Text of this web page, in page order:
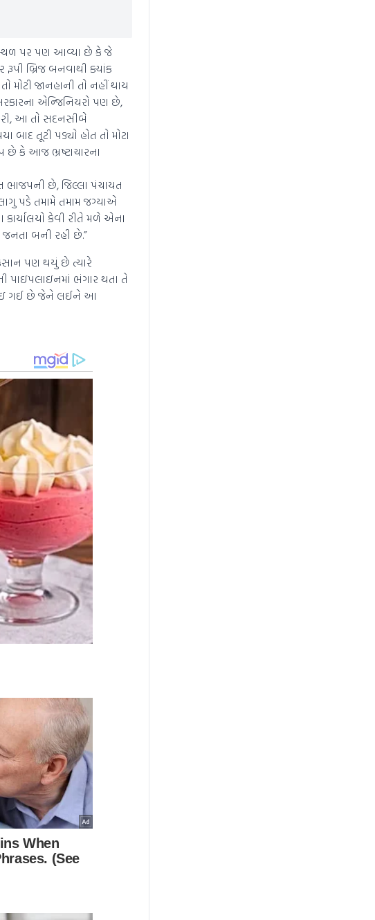
પર પણ આવ્યા છે કે જે
બ્રિજ બનવાથી ક્યાંક
જાનહાની તો નહીં થાય
એન્જિનિયરો પણ છે,
આ તો સદનસીબે
તૂટી પડ્યો હોત તો મોટા
છે કે આજ ભ્રષ્ટાચારના
ભાજપની છે, જિલ્લા પંચાયત
પડે તમામે તમામ જગ્યાએ
કેવી રીતે મળે એના
બની રહી છે.”
પણ થયું છે ત્યારે
પાઇપલાઇનમાં ભંગાર થતા તે
ગઈ છે જેને લઈને આ